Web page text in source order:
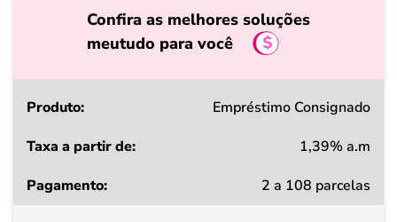
Confira as melhores soluções
meutudo para você
Produto
a
Empréstimo Consignado
1,39% a.m
2 a 108 parcelas